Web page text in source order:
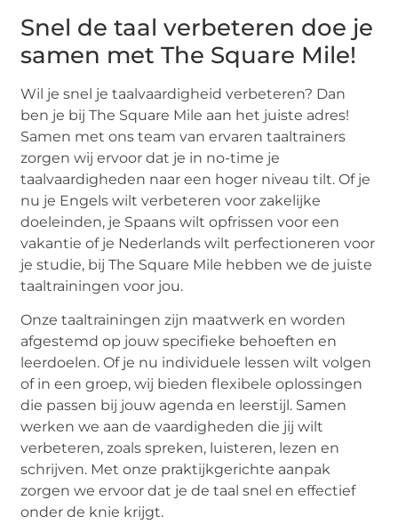
Snel de taal verbeteren doe je
samen met The Square Mile!
Wil je snel je taalvaardigheid verbeteren? Dan
ben je bij The Square Mile aan het juiste adres!
Samen met ons team van ervaren taaltrainers
zorgen wij ervoor dat je in no-time je
taalvaardigheden naar een hoger niveau tilt. Of je
nu je Engels wilt verbeteren voor zakelijke
doeleinden, je Spaans wilt opfrissen voor een
vakantie of je Nederlands wilt perfectioneren voor
je studie, bij The Square Mile hebben we de juiste
taaltrainingen voor jou.
Onze taaltrainingen zijn maatwerk en worden
afgestemd op jouw specifieke behoeften en
leerdoelen. Of je nu individuele lessen wilt volgen
of in een groep, wij bieden flexibele oplossingen
die passen bij jouw agenda en leerstijl. Samen
werken we aan de vaardigheden die jij wilt
verbeteren, zoals spreken, luisteren, lezen en
schrijven. Met onze praktijkgerichte aanpak
zorgen we ervoor dat je de taal snel en effectief
onder de knie krijgt.